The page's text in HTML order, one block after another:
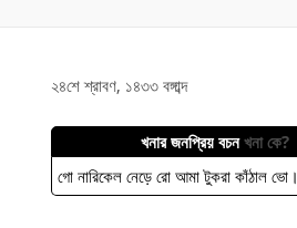
২৪শে শ্রাবণ, ১৪৩৩ বঙ্গাব্দ
খনার জনপ্রিয় বচনখনা কে?
গো নারিকেল নেড়ে রো আমা টুকরা কাঁঠাল ভো।